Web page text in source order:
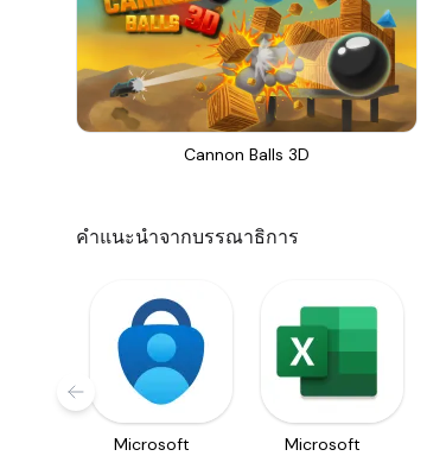
Cannon Balls 3D
คำแนะนำจากบรรณาธิการ
Microsoft
Microsoft